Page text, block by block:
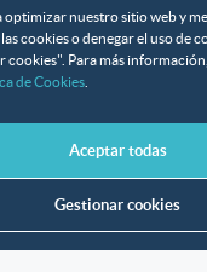
optimizar nuestro sitio web y
cookies o denegar el uso de
cookies". Para más
de Cookies
Aceptar todas
Gestionar cookies
que han confiado
Todos los derechos
Política de privacidadPolítica